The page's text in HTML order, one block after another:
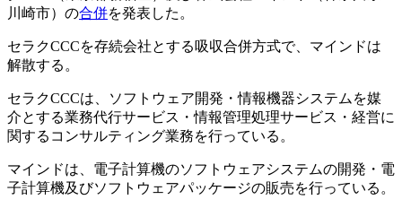
川崎市）の合併を発表した。
セラクCCCを存続会社とする吸収合併方式で、マインドは
解散する。
セラクCCCは、ソフトウェア開発・情報機器システムを媒
介とする業務代行サービス・情報管理処理サービス・経営に
関するコンサルティング業務を行っている。
マインドは、電子計算機のソフトウェアシステムの開発・電
子計算機及びソフトウェアパッケージの販売を行っている。